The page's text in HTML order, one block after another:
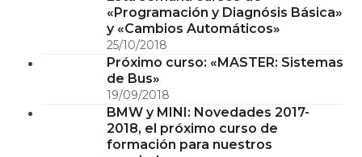
«Programación y Diagnósis Básica»
y «Cambios Automáticos»
25/10/2018
Próximo curso: «MASTER: Sistemas
de Bus»
19/09/2018
BMW y MINI: Novedades 2017-
2018, el próximo curso de
formación para nuestros